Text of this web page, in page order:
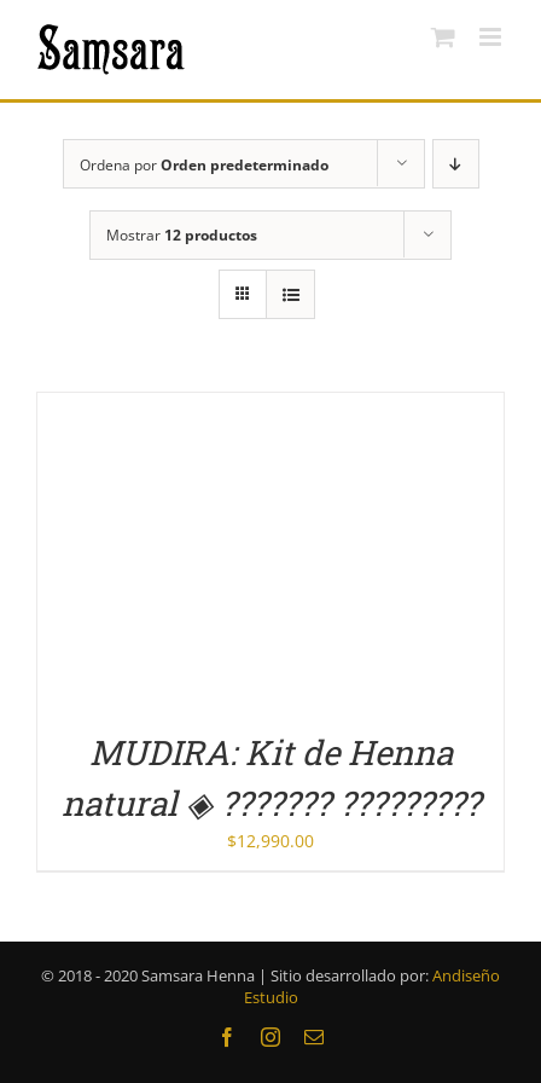
contenido
Ordena porOrden predeterminado
Mostrar 12 productos
MUDIRA: Kit de Henna
natural ◈ ??????? ?????????
$12,990.00
© 2018 - 2020 Samsara Henna | Sitio desarrollado por:Andiseño
Estudio
FacebookInstagramCorreo